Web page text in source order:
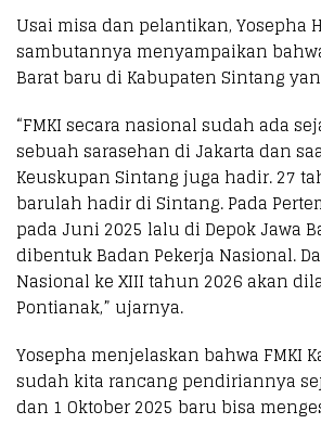
Usai misa dan pelantikan, Yosepha
sambutannya menyampaikan
Barat baru di Kabupaten Sintang
“FMKI secara nasional sudah ada
sebuah sarasehan di Jakarta dan
Keuskupan Sintang juga hadir. 27
barulah hadir di Sintang. Pada
pada Juni 2025 lalu di Depok Jawa
dibentuk Badan Pekerja Nasional.
Nasional ke XIII tahun 2026 akan
Pontianak,” ujarnya.
Yosepha menjelaskan bahwa FMKI
sudah kita rancang pendiriannya
dan 1 Oktober 2025 baru bisa